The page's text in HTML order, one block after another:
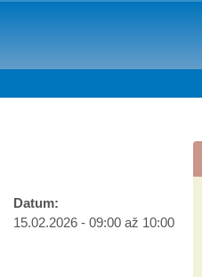
Datum:
15.02.2026 - 09:00až 10:00